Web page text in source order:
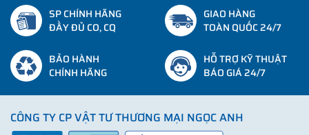
SP CHÍNH HÃNG
ĐẦY ĐỦ CO, CQ
GIAO HÀNG
TOÀN QUỐC 24/7
BẢO HÀNH
CHÍNH HÃNG
HỖ TRỢ KỸ THUẬT
BÁO GIÁ 24/7
CÔNG TY CP VẬT TƯ THƯƠNG MẠI NGỌC ANH